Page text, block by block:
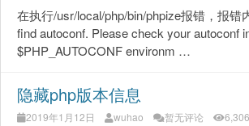
在执行/usr/local/php/bin/phpize报错，报错
find autoconf. Please check your autoconf
$PHP_AUTOCONF environm …
隐藏php版本信息
2019年1月12日 wuhao 暂无评论